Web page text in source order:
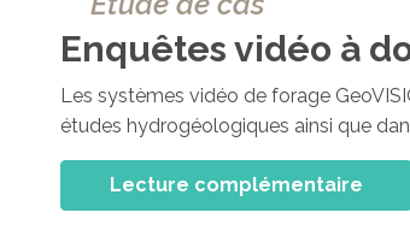
Enquêtes vidéo à
Les systèmes vidéo de forage
études hydrogéologiques ainsi que
Lecture complémentaire